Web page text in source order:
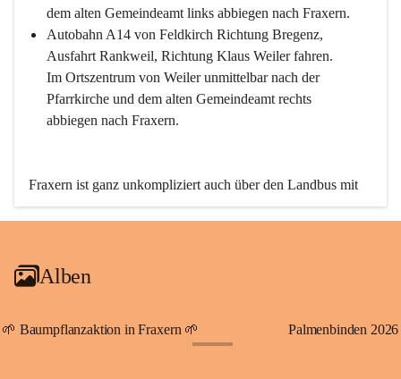
dem alten Gemeindeamt links abbiegen nach Fraxern.
Autobahn A14 von Feldkirch Richtung Bregenz,
Ausfahrt Rankweil, Richtung Klaus Weiler fahren.
Im Ortszentrum von Weiler unmittelbar nach der
Pfarrkirche und dem alten Gemeindeamt rechts
abbiegen nach Fraxern.
Fraxern ist ganz unkompliziert auch über den Landbus mit
den öffentlichen Verkehrsmitteln zu erreichen. Die Linie
An Samstagen, Sonn- und Feiertagen können Sie bequem
persönlichen Linienbus zur gewünschten Zeit zu Ihrer
Haltestelle bestellen. Sowohl von Weiler kommend nach
Alben
🌱 Baumpflanzaktion in Fraxern 🌱 Palmenbinden 2026